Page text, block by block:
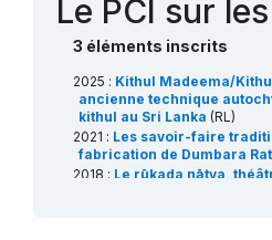
Le PCI sur
3 éléments inscrits
2025 : Kithul Madeema/
ancienne technique
kithul au Sri Lanka (RL)
2021 : Les savoir-faire
fabrication de Dumbara
2018 : Le rūkada nātya,